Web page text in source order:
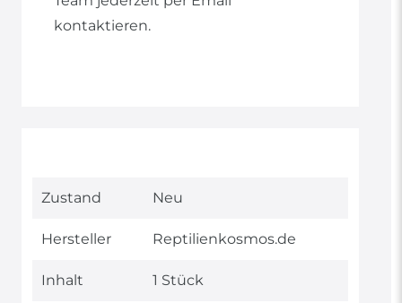
kontaktieren.
Technisches
Wert
Zustand Neu
Hersteller Reptilienkosmos.de
Inhalt 1 Stück